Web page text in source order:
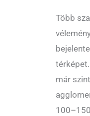
Több
már